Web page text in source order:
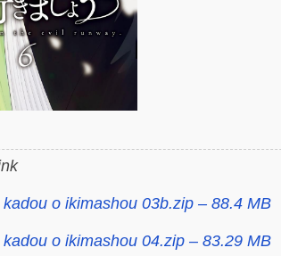
o ikimashou 03b.zip – 88.4 MB
o ikimashou 04.zip – 83.29 MB